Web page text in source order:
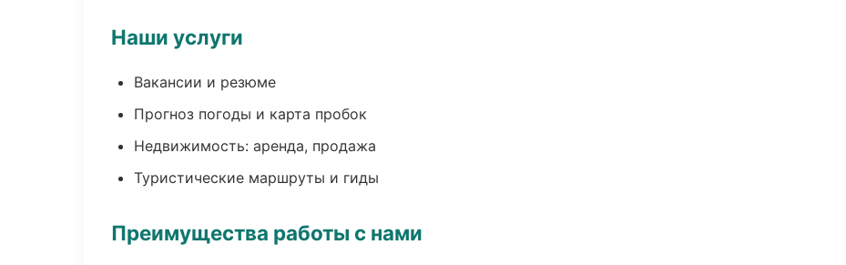
Наши услуги
Вакансии и резюме
Прогноз погоды и карта пробок
Недвижимость: аренда, продажа
Туристические маршруты и гиды
Преимущества работы с нами